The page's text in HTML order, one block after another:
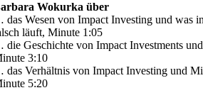
Wokurka über
Wesen von Impact Investing und was
läuft, Minute 1:05
Geschichte von Impact Investments
3:10
Verhältnis von Impact Investing und
5:20